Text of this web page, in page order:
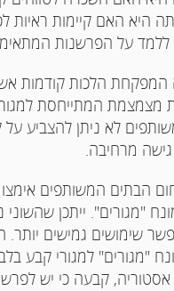
האם קיימות ראיות
על הפרשנות
המפקחת הלכות קודמות
מצמצמת המתייחסת
לא ניתן להצביע
מרחיבה.
הבתים המשותפים
"מגורים". ייתכן
שימושים גמישים
למגורי קבע
אסטוריה, קבעה כי יש